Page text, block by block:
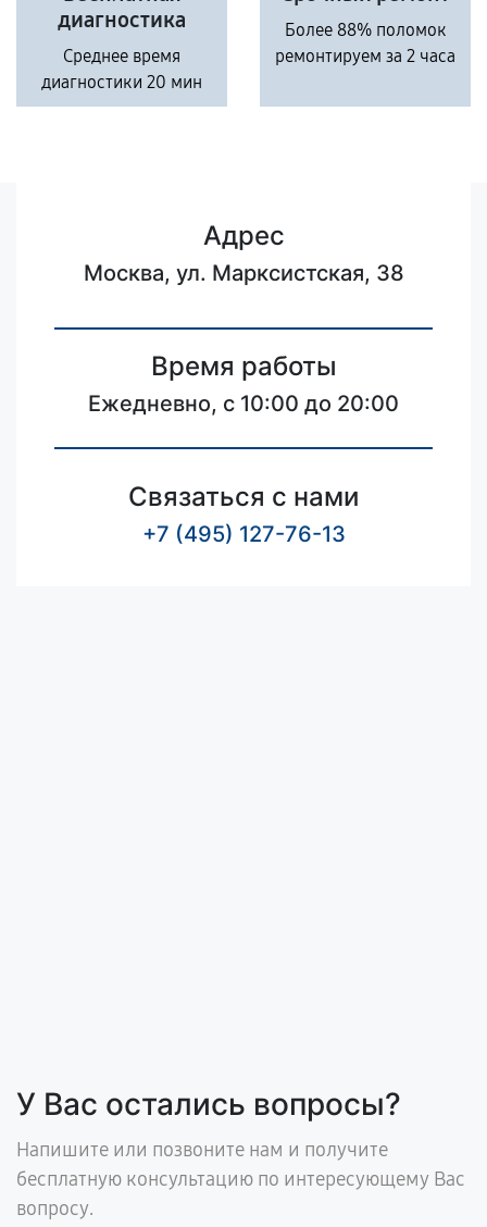
диагностика
Среднее время
диагностики 20 мин
Более 88% поломок
ремонтируем за 2 часа
Адрес
Москва, ул. Марксистская, 38
Время работы
Ежедневно, с 10:00 до 20:00
Связаться с нами
+7 (495) 127-76-13
У Вас остались вопросы?
Напишите или позвоните нам и получите
бесплатную консультацию по интересующему Вас
вопросу.